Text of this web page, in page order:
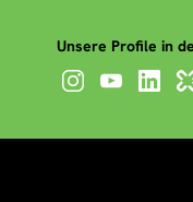
Unsere Profile in